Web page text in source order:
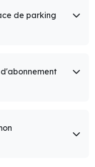
de parking